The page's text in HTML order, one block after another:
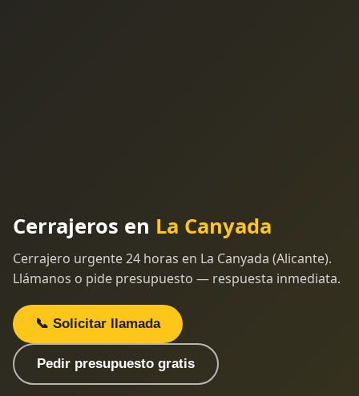
Cerrajeros en La Canyada
Cerrajero urgente 24 horas en La Canyada (Alicante).
Llámanos o pide presupuesto — respuesta inmediata.
📞 Solicitar llamada
Pedir presupuesto gratis